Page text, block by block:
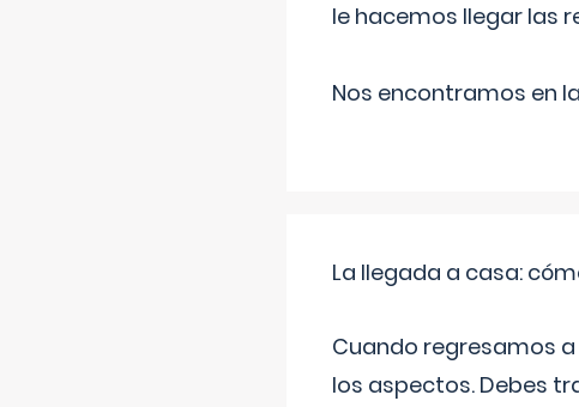
le hacemos llegar las
Nos encontramos en
La llegada a casa:
Cuando regresamos
los aspectos. Debes